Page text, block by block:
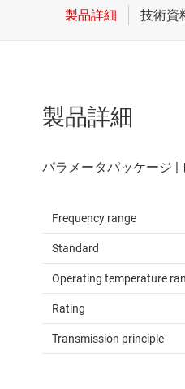
製品詳細
Frequency range
Standard
Operating temperature
Rating
Transmission principle